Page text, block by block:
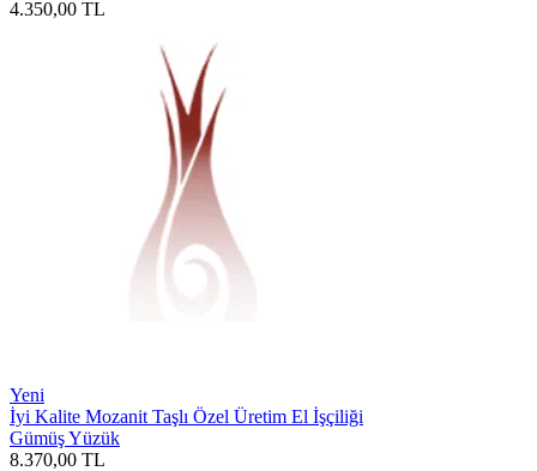
4.350,00 TL
Yeni
İyi Kalite Mozanit Taşlı Özel Üretim El İşçiliği
Gümüş Yüzük
8.370,00 TL